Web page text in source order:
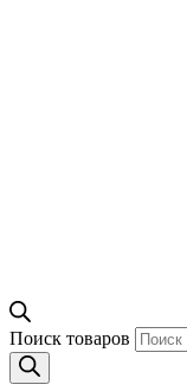
Поиск товаров